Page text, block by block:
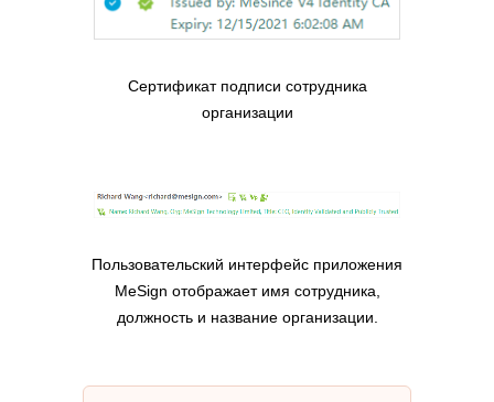
Сертификат подписи сотрудника
организации
Пользовательский интерфейс приложения
MeSign отображает имя сотрудника,
должность и название организации.